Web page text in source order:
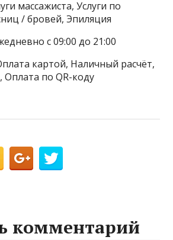
массажиста, Услуги по
/ бровей, Эпиляция
с 09:00 до 21:00
картой, Наличный расчёт,
Оплата по QR-коду
комментарий